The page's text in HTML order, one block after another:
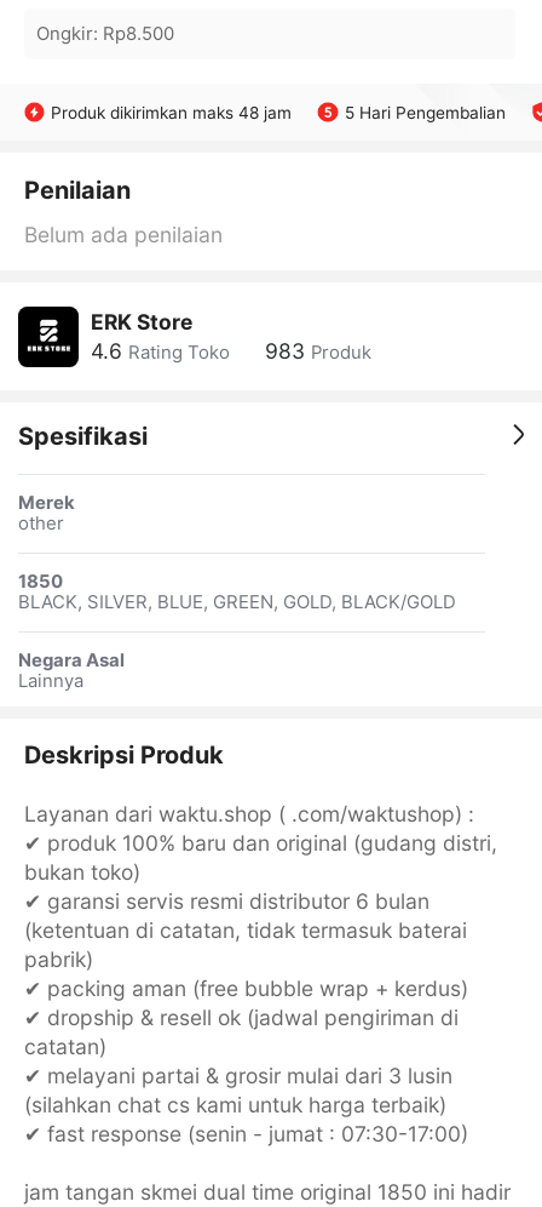
Ongkir: Rp8.500
Produk dikirimkan maks 48 jam 5 Hari Pengembalian
Penilaian
Belum ada penilaian
ERK Store
4.6 Rating Toko 983 Produk
Spesifikasi
Merek
other
1850
BLACK, SILVER, BLUE, GREEN, GOLD, BLACK/GOLD
Negara Asal
Lainnya
Deskripsi Produk
Layanan dari waktu.shop ( .com/waktushop) :
✔ produk 100% baru dan original (gudang distri,
bukan toko)
✔ garansi servis resmi distributor 6 bulan
(ketentuan di catatan, tidak termasuk baterai
pabrik)
✔ packing aman (free bubble wrap + kerdus)
✔ dropship & resell ok (jadwal pengiriman di
catatan)
✔ melayani partai & grosir mulai dari 3 lusin
(silahkan chat cs kami untuk harga terbaik)
✔ fast response (senin - jumat : 07:30-17:00)
jam tangan skmei dual time original 1850 ini hadir